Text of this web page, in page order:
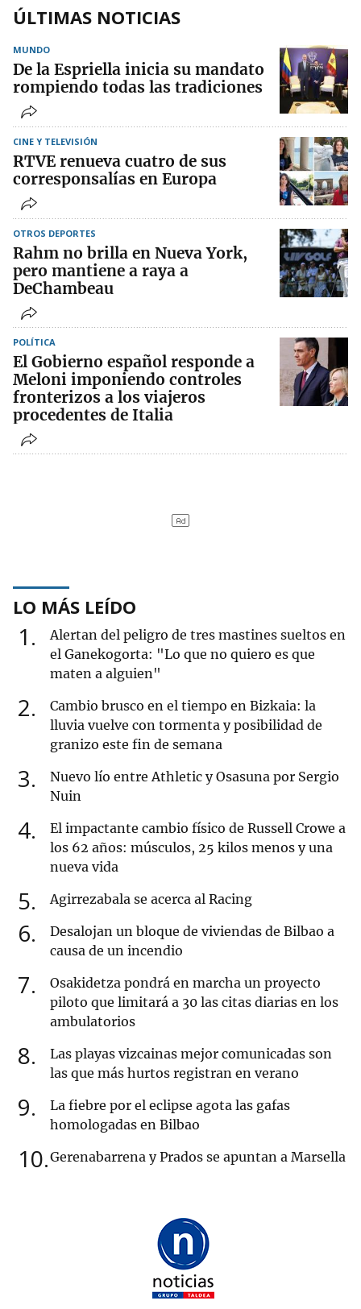
ÚLTIMAS NOTICIAS
MUNDO
De la Espriella inicia su mandato
rompiendo todas las tradiciones
CINE Y TELEVISIÓN
RTVE renueva cuatro de sus
corresponsalías en Europa
OTROS DEPORTES
Rahm no brilla en Nueva York,
pero mantiene a raya a
DeChambeau
POLÍTICA
El Gobierno español responde a
Meloni imponiendo controles
fronterizos a los viajeros
procedentes de Italia
LO MÁS LEÍDO
1
Alertan del peligro de tres mastines sueltos en
el Ganekogorta: "Lo que no quiero es que
maten a alguien"
2
Cambio brusco en el tiempo en Bizkaia: la
lluvia vuelve con tormenta y posibilidad de
granizo este fin de semana
3
Nuevo lío entre Athletic y Osasuna por Sergio
Nuin
4
El impactante cambio físico de Russell Crowe a
los 62 años: músculos, 25 kilos menos y una
nueva vida
5 Agirrezabala se acerca al Racing
6
Desalojan un bloque de viviendas de Bilbao a
causa de un incendio
7
Osakidetza pondrá en marcha un proyecto
piloto que limitará a 30 las citas diarias en los
ambulatorios
8
Las playas vizcainas mejor comunicadas son
las que más hurtos registran en verano
9
La fiebre por el eclipse agota las gafas
homologadas en Bilbao
10 Gerenabarrena y Prados se apuntan a Marsella